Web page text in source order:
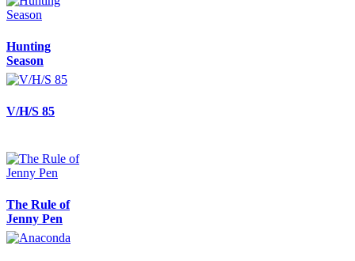
Hunting
Season
V/H/S 85
The Rule of
Jenny Pen